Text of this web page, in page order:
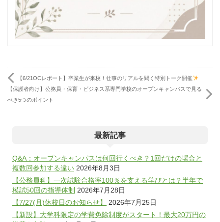
【6/21OCレポート】卒業生が来校！仕事のリアルを聞く特別トーク開催
【保護者向け】公務員・保育・ビジネス系専門学校のオープンキャンパスで見る
べき5つのポイント
最新記事
Q&A：オープンキャンパスは何回行くべき？1回だけの場合と
複数回参加する違い 2026年8月3日
【公務員科】一次試験合格率100％を支える学びとは？半年で
模試50回の指導体制 2026年7月28日
【7/27(月)休校日のお知らせ】
2026年7月25日
【新設】大学科限定の学費免除制度がスタート！最大20万円の